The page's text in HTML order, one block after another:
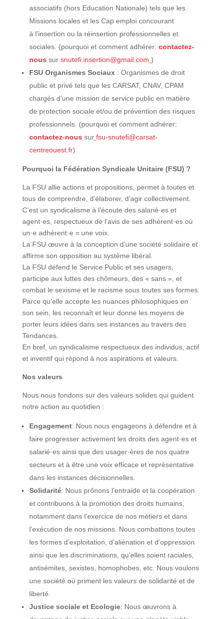
associatifs (hors Education Nationale) tels que les
Missions locales et les Cap emploi concourant
à l’insertion ou la réinsertion professionnelles et
sociales. (pourquoi et comment adhérer: contactez-
noussur snutefi.insertion@gmail. com )
FSU Organismes Sociaux : Organismes de droit
public et privé tels que les CARSAT, CNAV, CPAM
chargés d’une mission de service public en matière
de protection sociale et/ou de prévention des risques
professionnels. (pourquoi et comment adhérer:
contactez-noussur fsu-snutefi@carsat-
centreouest.fr)
Pourquoi la Fédération Syndicale Unitaire (FSU) ?
La FSU allie actions et propositions, permet à toutes et
tous de comprendre, d’élaborer, d’agir collectivement.
C’est un syndicalisme à l’écoute des salarié·es et
agent·es, respectueux de l’avis de ses adhérent·es où
un·e adhérent·e = une voix.
La FSU œuvre à la conception d’une société solidaire et
affirme son opposition au système libéral.
La FSU défend le Service Public et ses usagers,
participe aux luttes des chômeurs, des « sans », et
combat le sexisme et le racisme sous toutes ses formes.
Parce qu’elle accepte les nuances philosophiques en
son sein, les reconnaît et leur donne les moyens de
porter leurs idées dans ses instances au travers des
Tendances.
En bref, un syndicalisme respectueux des individus, actif
et inventif qui répond à nos aspirations et valeurs.
Nos valeurs
Nous nous fondons sur des valeurs solides qui guident
notre action au quotidien :
Engagement: Nous nous engageons à défendre et à
faire progresser activement les droits des agent·es et
salarié·es ainsi que des usager·ères de nos quatre
secteurs et à être une voix efficace et représentative
dans les instances décisionnelles.
Solidarité: Nous prônons l’entraide et la coopération
et contribuons à la promotion des droits humains,
notamment dans l’exercice de nos métiers et dans
l’exécution de nos missions. Nous combattons toutes
les formes d’exploitation, d’aliénation et d’oppression
ainsi que les discriminations, qu’elles soient raciales,
antisémites, sexistes, homophobes, etc. Nous voulons
une société où priment les valeurs de solidarité et de
liberté.
Justice sociale et Ecologie: Nous œuvrons à